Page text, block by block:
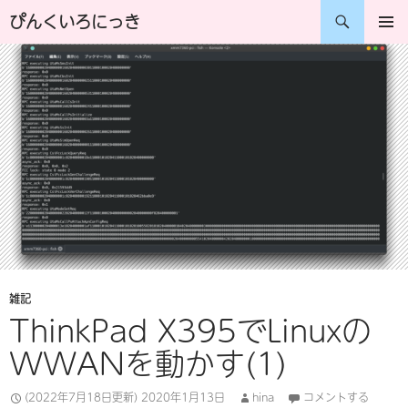
コ
ン
テ
ン
ツ
へ
ス
キ
ッ
プ
ぴんくいろにっき
検
索
メインメ
ニュー
雑記
ThinkPad X395でLinuxの
WWANを動かす(1)
(2022年7月18日更新) 2020年1月13日 hina コメントする